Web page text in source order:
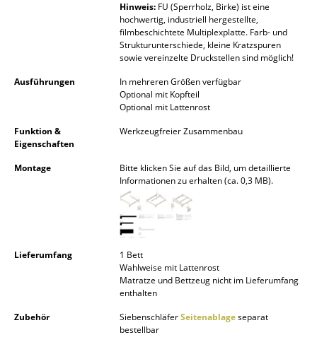
Uhren
Figuren & Miniaturen
Vasen
Aufbewahrungsboxen
Kissen
Hinweis: FU (Sperrholz, Birke) ist eine
hochwertig, industriell hergestellte,
filmbeschichtete Multiplexplatte. Farb- und
Strukturunterschiede, kleine Kratzspuren
sowie vereinzelte Druckstellen sind möglich!
Ausführungen
In mehreren Größen verfügbar
Optional mit Kopfteil
Optional mit Lattenrost
Funktion &
Eigenschaften
Werkzeugfreier Zusammenbau
Montage
Bitte klicken Sie auf das Bild, um detaillierte
Informationen zu erhalten (ca. 0,3 MB).
Lieferumfang
1 Bett
Wahlweise mit Lattenrost
Matratze und Bettzeug nicht im Lieferumfang
enthalten
Zubehör
SiebenschläferSeitenablageseparat
bestellbar